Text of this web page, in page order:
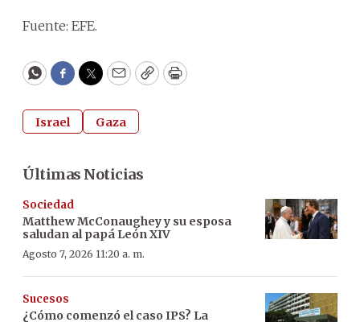
Fuente: EFE.
WhatsApp
Facebook
Twitter
EmailCopyPrint
Israel Gaza
Últimas Noticias
Sociedad
Matthew McConaughey y su esposa
saludan al papá León XIV
Agosto 7, 2026 11:20 a. m.
Sucesos
¿Cómo comenzó el caso IPS? La